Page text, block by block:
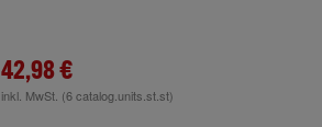
42,98 €
inkl. MwSt. (6 catalog.units.st.st)